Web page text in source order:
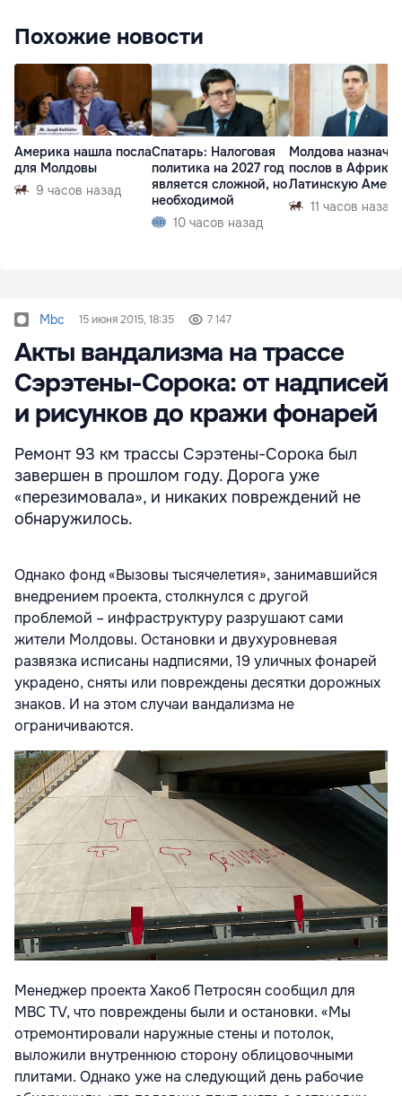
Похожие новости
Америка нашла посла
для Молдовы
9 часов назад
Спатарь: Налоговая
политика на 2027 год
является сложной, но
необходимой
10 часов назад
Молдова
послов в Африку
Латинскую
11 часов назад
Mbc 15 июня 2015, 18:35 7 147
Акты вандализма на трассе
Сэрэтены-Сорока: от надписей
и рисунков до кражи фонарей
Ремонт 93 км трассы Сэрэтены-Сорока был
завершен в прошлом году. Дорога уже
«перезимовала», и никаких повреждений не
обнаружилось.
Однако фонд «Вызовы тысячелетия», занимавшийся
внедрением проекта, столкнулся с другой
проблемой – инфраструктуру разрушают сами
жители Молдовы. Остановки и двухуровневая
развязка исписаны надписями, 19 уличных фонарей
украдено, сняты или повреждены десятки дорожных
знаков. И на этом случаи вандализма не
ограничиваются.
Менеджер проекта Хакоб Петросян сообщил для
MBC TV, что повреждены были и остановки. «Мы
отремонтировали наружные стены и потолок,
выложили внутреннюю сторону облицовочными
плитами. Однако уже на следующий день рабочие